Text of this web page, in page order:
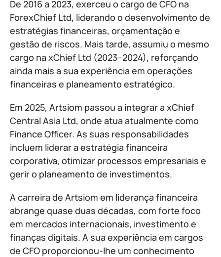
De 2016 a 2023, exerceu o cargo de CFO na
ForexChief Ltd, liderando o desenvolvimento de
estratégias financeiras, orçamentação e
gestão de riscos. Mais tarde, assumiu o mesmo
cargo na xChief Ltd (2023–2024), reforçando
ainda mais a sua experiência em operações
financeiras e planeamento estratégico.
Em 2025, Artsiom passou a integrar a xChief
Central Asia Ltd, onde atua atualmente como
Finance Officer. As suas responsabilidades
incluem liderar a estratégia financeira
corporativa, otimizar processos empresariais e
gerir o planeamento de investimentos.
A carreira de Artsiom em liderança financeira
abrange quase duas décadas, com forte foco
em mercados internacionais, investimento e
finanças digitais. A sua experiência em cargos
de CFO proporcionou-lhe um conhecimento